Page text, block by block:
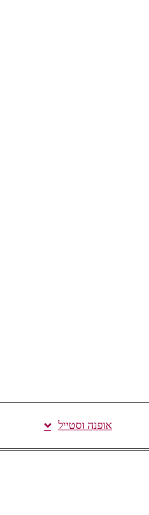
אופנה וסטייל